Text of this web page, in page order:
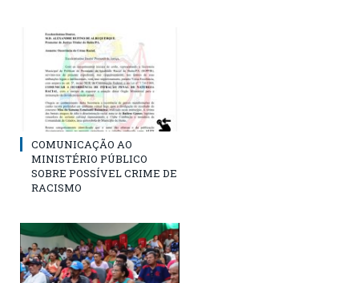
COMUNICAÇÃO AO
MINISTÉRIO PÚBLICO
SOBRE POSSÍVEL CRIME DE
RACISMO